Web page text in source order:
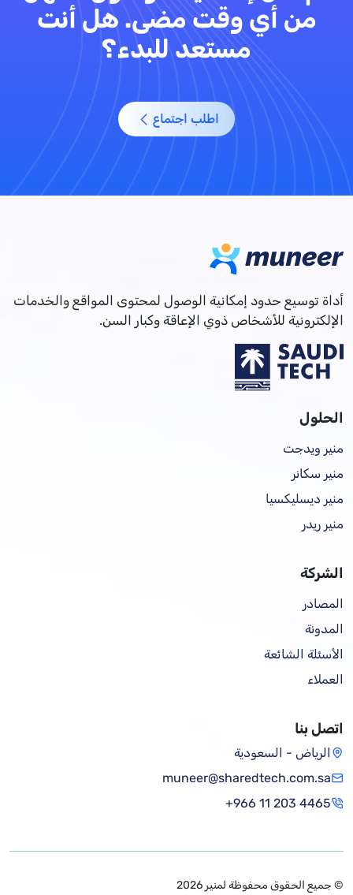
من أي وقت مضى. هل أنت
مستعد للبدء؟
اطلب اجتماع
أداة توسيع حدود إمكانية الوصول لمحتوى المواقع والخدمات
الإلكترونية للأشخاص ذوي الإعاقة وكبار السن.
الحلول
منير ويدجت
منير سكانر
منير ديسليكسيا
منير ريدر
الشركة
المصادر
المدونة
الأسئلة الشائعة
العملاء
اتصل بنا
الرياض - السعودية
muneer@sharedtech.com.sa
+966 11 203 4465
© جميع الحقوق محفوظة لمنير 2026